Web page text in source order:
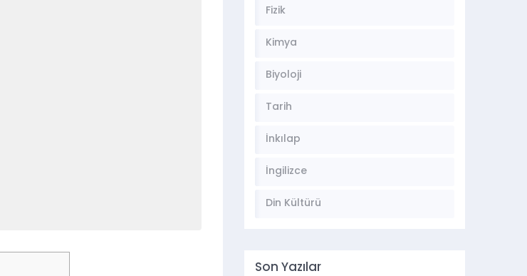
Fizik
Kimya
Biyoloji
Tarih
İnkılap
İngilizce
Din Kültürü
Son Yazılar